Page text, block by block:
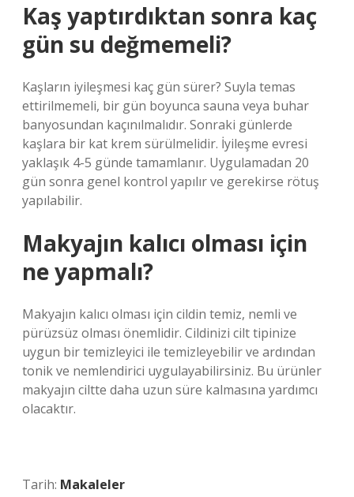
Kaş yaptırdıktan sonra kaç
gün su değmemeli?
Kaşların iyileşmesi kaç gün sürer? Suyla temas
ettirilmemeli, bir gün boyunca sauna veya buhar
banyosundan kaçınılmalıdır. Sonraki günlerde
kaşlara bir kat krem ​​sürülmelidir. İyileşme evresi
yaklaşık 4-5 günde tamamlanır. Uygulamadan 20
gün sonra genel kontrol yapılır ve gerekirse rötuş
yapılabilir.
Makyajın kalıcı olması için
ne yapmalı?
Makyajın kalıcı olması için cildin temiz, nemli ve
pürüzsüz olması önemlidir. Cildinizi cilt tipinize
uygun bir temizleyici ile temizleyebilir ve ardından
tonik ve nemlendirici uygulayabilirsiniz. Bu ürünler
makyajın ciltte daha uzun süre kalmasına yardımcı
olacaktır.
Tarih: Makaleler